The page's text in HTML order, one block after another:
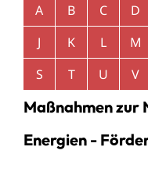
A B C D
J
K L M
S
T U V
Maßnahmen zur
Energien -